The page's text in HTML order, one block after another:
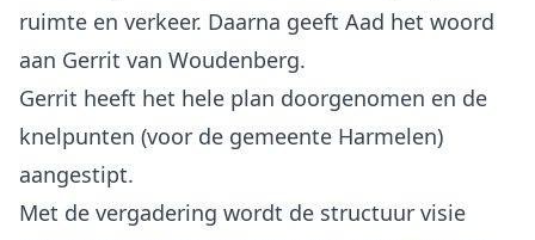
ruimte en verkeer. Daarna geeft Aad het woord
aan Gerrit van Woudenberg.
Gerrit heeft het hele plan doorgenomen en de
knelpunten (voor de gemeente Harmelen)
aangestipt.
Met de vergadering wordt de structuur visie